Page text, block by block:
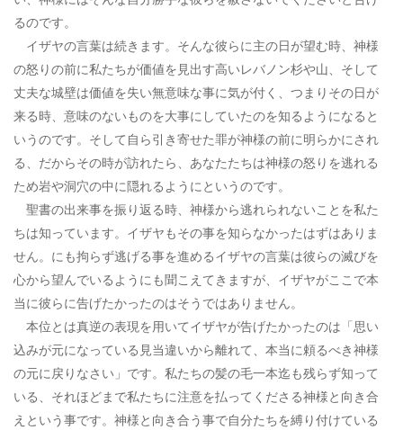
るのです。
イザヤの言葉は続きます。そんな彼らに主の日が望む時、神様
の怒りの前に私たちが価値を見出す高いレバノン杉や山、そして
丈夫な城壁は価値を失い無意味な事に気が付く、つまりその日が
来る時、意味のないものを大事にしていたのを知るようになると
いうのです。そして自ら引き寄せた罪が神様の前に明らかにされ
る、だからその時が訪れたら、あなたたちは神様の怒りを逃れる
ため岩や洞穴の中に隠れるようにというのです。
聖書の出来事を振り返る時、神様から逃れられないことを私た
ちは知っています。イザヤもその事を知らなかったはずはありま
せん。にも拘らず逃げる事を進めるイザヤの言葉は彼らの滅びを
心から望んでいるようにも聞こえてきますが、イザヤがここで本
当に彼らに告げたかったのはそうではありません。
本位とは真逆の表現を用いてイザヤが告げたかったのは「思い
込みが元になっている見当違いから離れて、本当に頼るべき神様
の元に戻りなさい」です。私たちの髪の毛一本迄も残らず知って
いる、それほどまで私たちに注意を払ってくださる神様と向き合
えという事です。神様と向き合う事で自分たちを縛り付けている